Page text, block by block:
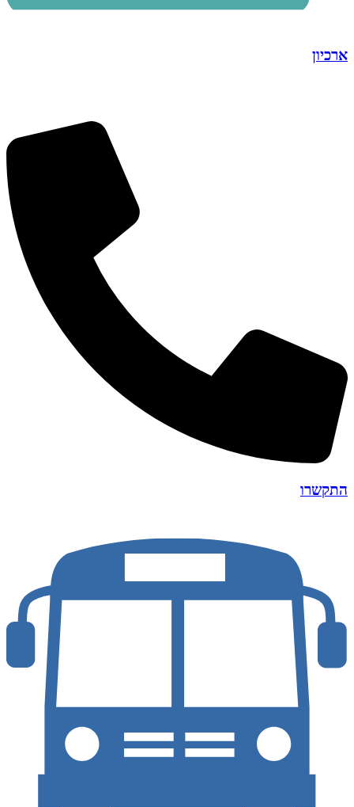
ארכיון
התקשרו